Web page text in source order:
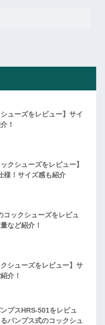
シューズをレビュー】サイ
！
クシューズをレビュー】
様！サイズ感も紹介
コックシューズをレビュ
など紹介！
クシューズをレビュー】サ
介！
ンプスHRS-501をレビュ
パンプス式のコックシュ